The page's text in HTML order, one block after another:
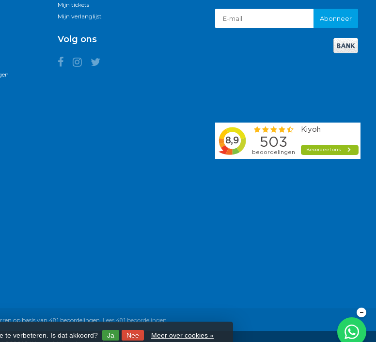
Mijn tickets
Mijn verlanglijst
Volg ons
Abonneer
op basis van 481 beoordelingen. Lees 481 beoordelingen
te verbeteren. Is dat akkoord? Ja Nee Meer over cookies »
–